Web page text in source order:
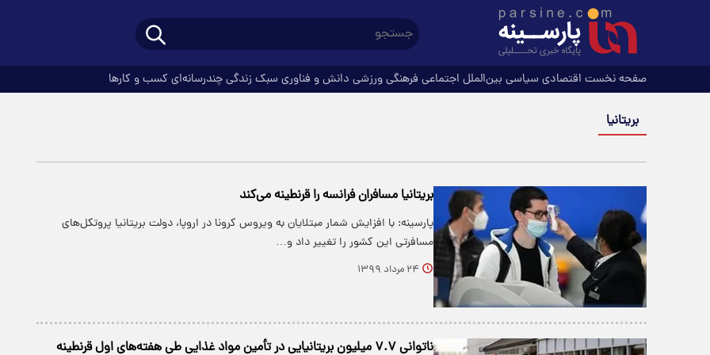
صفحه نخست اقتصادی سیاسی بین‌الملل اجتماعی فرهنگیورزشی دانش و فناوری سبک زندگیچندرسانه‌ای کسب و کارها
بریتانیا
بریتانیا مسافران فرانسه را قرنطینه می‌کند
پارسینه: با افزایش شمار مبتلایان به ویروس کرونا در اروپا، دولت بریتانیا پروتکل‌های
مسافرتی این کشور را تغییر داد و…
۲۴ مرداد ۱۳۹۹
ناتوانی ۷.۷ میلیون بریتانیایی در تأمین مواد غذایی طی هفته‌های اول قرنطینه